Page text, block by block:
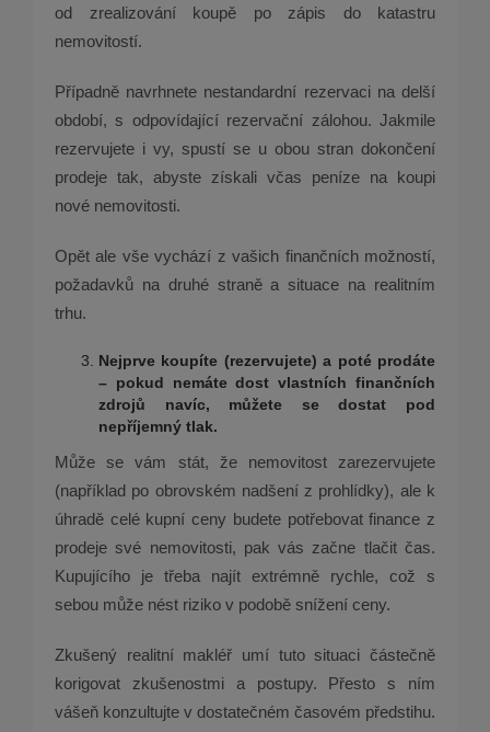
od zrealizování koupě po zápis do katastru
nemovitostí.
Případně navrhnete nestandardní rezervaci na delší
období, s odpovídající rezervační zálohou. Jakmile
rezervujete i vy, spustí se u obou stran dokončení
prodeje tak, abyste získali včas peníze na koupi
nové nemovitosti.
Opět ale vše vychází z vašich finančních možností,
požadavků na druhé straně a situace na realitním
trhu.
Nejprve koupíte (rezervujete) a poté prodáte
– pokud nemáte dost vlastních finančních
zdrojů navíc, můžete se dostat pod
nepříjemný tlak.
Může se vám stát, že nemovitost zarezervujete
(například po obrovském nadšení z prohlídky), ale k
úhradě celé kupní ceny budete potřebovat finance z
prodeje své nemovitosti, pak vás začne tlačit čas.
Kupujícího je třeba najít extrémně rychle, což s
sebou může nést riziko v podobě snížení ceny.
Zkušený realitní makléř umí tuto situaci částečně
korigovat zkušenostmi a postupy. Přesto s ním
vášeň konzultujte v dostatečném časovém předstihu.